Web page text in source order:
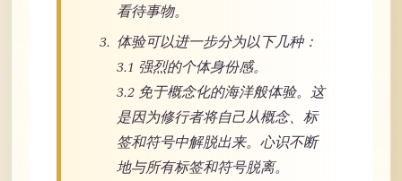
看待事物。
体验可以进一步分为以下几种：
3.1 强烈的个体身份感。
3.2 免于概念化的海洋般体验。这
是因为修行者将自己从概念、标
签和符号中解脱出来。心识不断
地与所有标签和符号脱离。